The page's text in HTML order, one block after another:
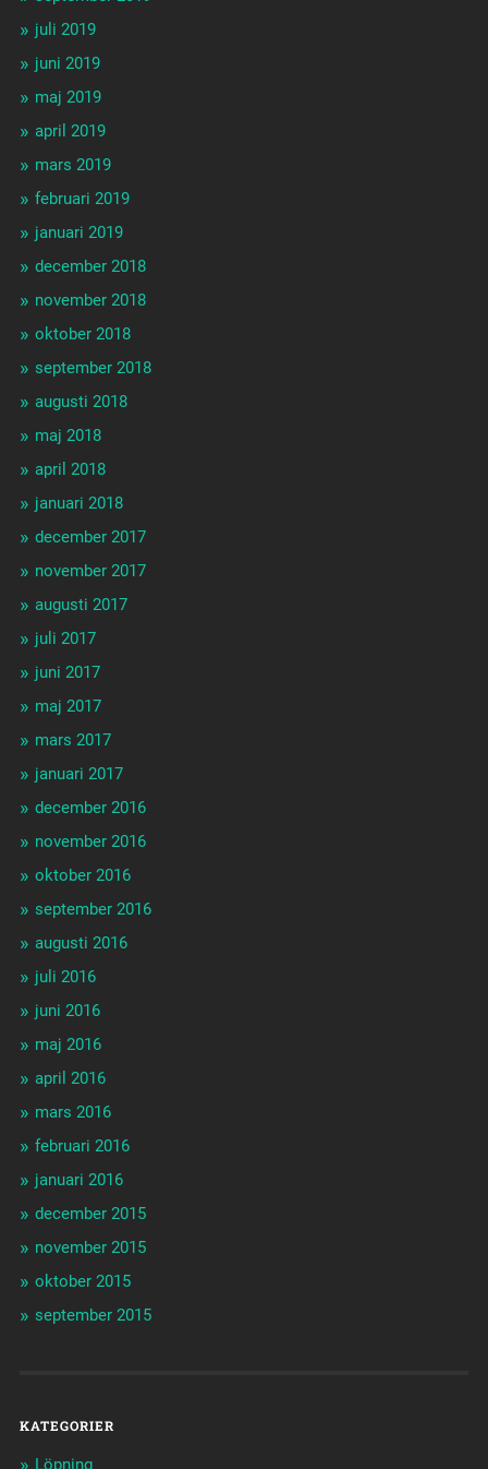
juli 2019
juni 2019
maj 2019
april 2019
mars 2019
februari 2019
januari 2019
december 2018
november 2018
oktober 2018
september 2018
augusti 2018
maj 2018
april 2018
januari 2018
december 2017
november 2017
augusti 2017
juli 2017
juni 2017
maj 2017
mars 2017
januari 2017
december 2016
november 2016
oktober 2016
september 2016
augusti 2016
juli 2016
juni 2016
maj 2016
april 2016
mars 2016
februari 2016
januari 2016
december 2015
november 2015
oktober 2015
september 2015
KATEGORIER
Löpning